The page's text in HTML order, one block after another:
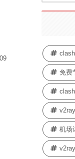
免费
机场